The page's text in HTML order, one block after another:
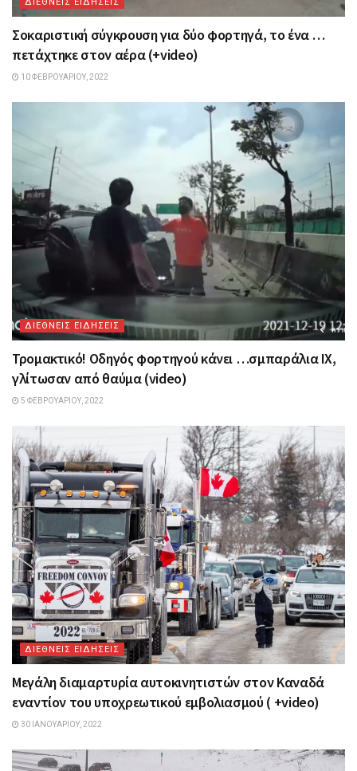
ΔΙΕΘΝΕΙΣ ΕΙΔΗΣΕΙΣ
Σοκαριστική σύγκρουση για δύο φορτηγά, το ένα …
πετάχτηκε στον αέρα (+video)
10 ΦΕΒΡΟΥΑΡΊΟΥ, 2022
ΔΙΕΘΝΕΙΣ ΕΙΔΗΣΕΙΣ
Τρομακτικό! Οδηγός φορτηγού κάνει …σμπαράλια IX,
γλίτωσαν από θαύμα (video)
5 ΦΕΒΡΟΥΑΡΊΟΥ, 2022
ΔΙΕΘΝΕΙΣ ΕΙΔΗΣΕΙΣ
Μεγάλη διαμαρτυρία αυτοκινητιστών στον Καναδά
εναντίον του υποχρεωτικού εμβολιασμού ( +video)
30 ΙΑΝΟΥΑΡΊΟΥ, 2022